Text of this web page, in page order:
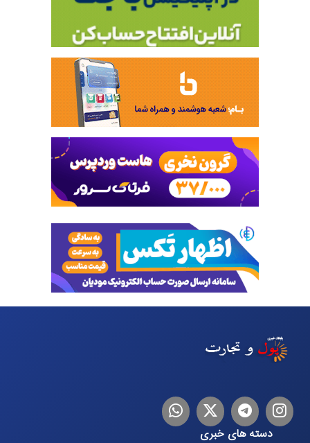
اینستاگرام
تلگرام توییترلینکدین
دسته های خبری